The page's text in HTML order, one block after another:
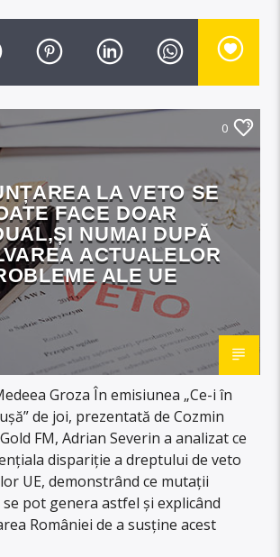
0
LA VETO SE
FACE DOAR
NUMAI DUPĂ
ACTUALELOR
ALE UE
Groza În emisiunea „Ce-i în
de joi, prezentată de Cozmin
FM, Adrian Severin a analizat ce
dispariție a dreptului de veto
UE, demonstrând ce mutații
pot genera astfel și explicând
României de a susține acest